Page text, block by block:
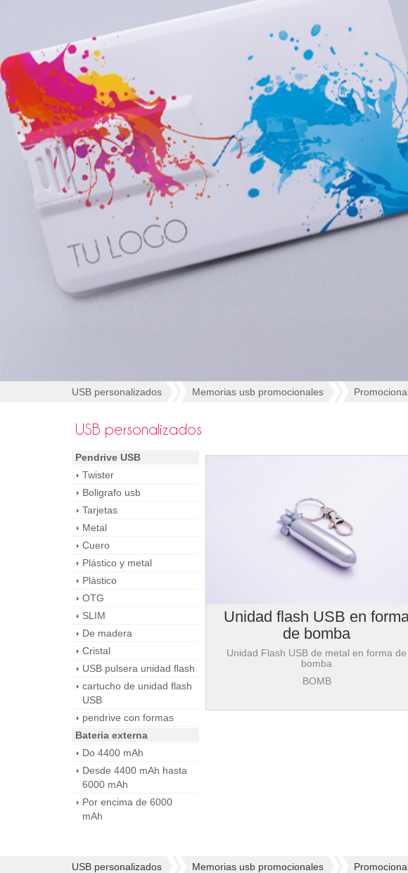
USB personalizados Memorias usb promocionales
USB personalizados
Pendrive USB
Twister
Boligrafo usb
Tarjetas
Metal
Cuero
Plástico y metal
Plástico
OTG
SLIM
De madera
Cristal
USB pulsera unidad flash
cartucho de unidad flash
USB
pendrive con formas
Bateria externa
Do 4400 mAh
Desde 4400 mAh hasta
6000 mAh
Por encima de 6000
mAh
Unidad flash USB en
de bomba
Unidad Flash USB de metal en forma de
bomba
BOMB
USB personalizados Memorias usb promocionales